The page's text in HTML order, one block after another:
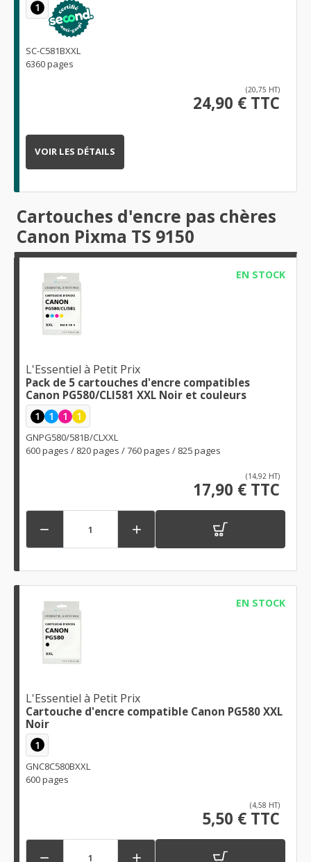
1
SC-C581BXXL
6360 pages
(20,75 HT)
24,90 € TTC
VOIR LES DÉTAILS
Cartouches d'encre pas chères
Canon Pixma TS 9150
EN STOCK
L'Essentiel à Petit Prix
Pack de 5 cartouches d'encre compatibles
Canon PG580/CLI581 XXL Noir et couleurs
1 1 1 1
GNPG580/581B/CLXXL
600 pages / 820 pages / 760 pages / 825 pages
(14,92 HT)
17,90 € TTC
 
EN STOCK
L'Essentiel à Petit Prix
Cartouche d'encre compatible Canon PG580 XXL
Noir
1
GNC8C580BXXL
600 pages
(4,58 HT)
5,50 € TTC
 